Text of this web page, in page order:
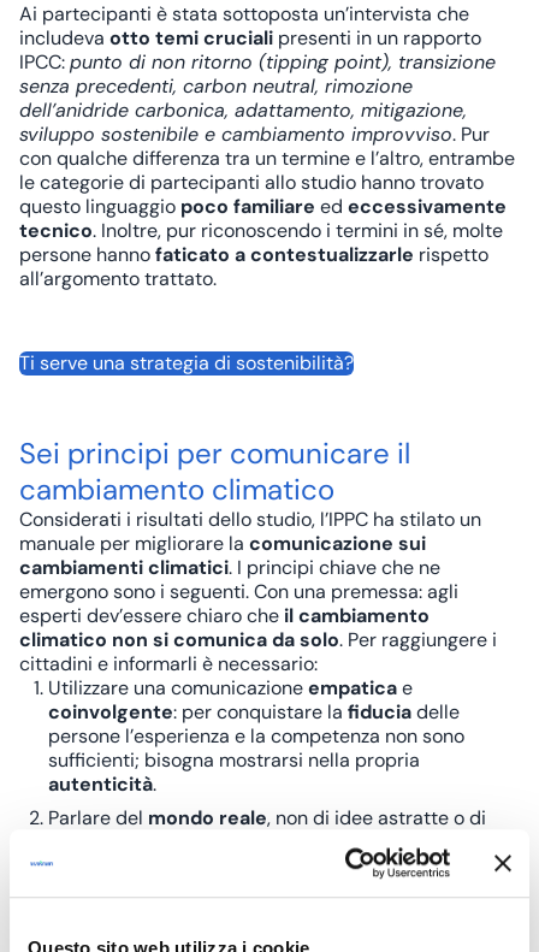
Questo sito web utilizza i cookie
Ai partecipanti è stata sottoposta un’intervista che
includeva otto temi cruciali presenti in un rapporto
IPCC:punto di non ritorno (tipping point), transizione
senza precedenti, carbon neutral, rimozione
dell’anidride carbonica, adattamento, mitigazione,
sviluppo sostenibile e cambiamento improvviso. Pur
con qualche differenza tra un termine e l’altro, entrambe
le categorie di partecipanti allo studio hanno trovato
questo linguaggio poco familiare ed eccessivamente
tecnico. Inoltre, pur riconoscendo i termini in sé, molte
persone hannofaticato a contestualizzarle rispetto
all’argomento trattato.
Ti serve una strategia di sostenibilità?
Sei principi per comunicare il
cambiamento climatico
Considerati i risultati dello studio, l’IPPC ha stilato un
manuale per migliorare la comunicazione sui
cambiamenti climatici. I principi chiave che ne
emergono sono i seguenti. Con una premessa: agli
esperti dev’essere chiaro che il cambiamento
climatico non si comunica da solo. Per raggiungere i
cittadini e informarli è necessario:
Utilizzare una comunicazioneempaticae
coinvolgente: per conquistare la fiduciadelle
persone l’esperienza e la competenza non sono
sufficienti; bisogna mostrarsi nella propria
autenticità.
Parlare del mondo reale, non di idee astratte o di
teorie. I “grandi numeri” del cambiamento climatico
sono percepiti come qualcosa di
distantedalla vita